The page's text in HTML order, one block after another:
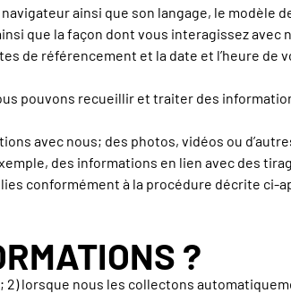
ainsi que son langage, le modèle
que la façon dont vous interagissez avec
de référencement et la date et l’heure de
pouvons recueillir et traiter des
avec nous; des photos, vidéos ou
des informations en lien avec des
conformément à la procédure décrite ci-
?
lorsque nous les collectons